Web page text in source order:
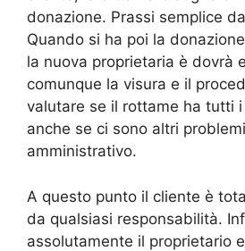
donazione. Prassi semplice
Quando si ha poi la
la nuova proprietaria è dovrà
comunque la visura e il
valutare se il rottame ha tutti
anche se ci sono altri
amministrativo.
A questo punto il cliente è
da qualsiasi responsabilità.
assolutamente il proprietario